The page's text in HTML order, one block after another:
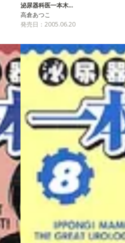
泌尿器科医一本木…
高倉あつこ
発売日：2005.06.20